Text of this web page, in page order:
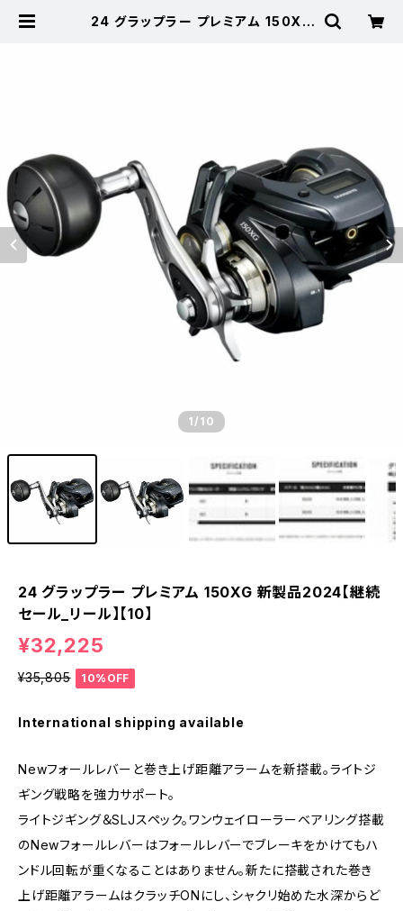
24 グラップラー プレミアム 150XG
1/10
24 グラップラー プレミアム 150XG 新製品2024【継続
セール_リール】【10】
¥32,225
¥35,805 10%OFF
International shipping available
Newフォールレバーと巻き上げ距離アラームを新搭載。ライトジ
ギング戦略を強力サポート。
ライトジギング＆SLJスペック。ワンウェイローラーベアリング搭載
のNewフォールレバーはフォールレバーでブレーキをかけてもハ
ンドル回転が重くなることはありません。新たに搭載された巻き
上げ距離アラームはクラッチONにし、シャクリ始めた水深からど